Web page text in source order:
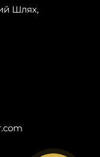
Шлях,